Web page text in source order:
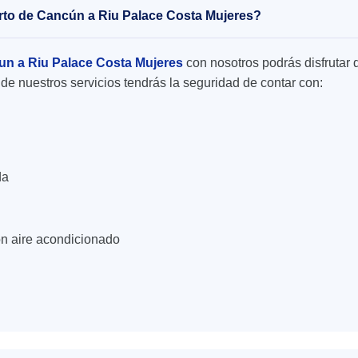
de Cancún a Riu Palace Costa Mujeres?
a Riu Palace Costa Mujeres con nosotros podrás disfrutar
nuestros servicios tendrás la seguridad de contar con:
aire acondicionado